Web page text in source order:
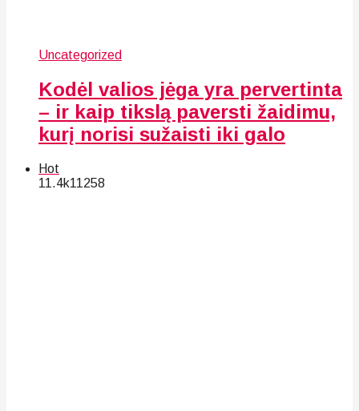
Uncategorized
Kodėl valios jėga yra pervertinta
– ir kaip tikslą paversti žaidimu,
kurį norisi sužaisti iki galo
Hot
11.4k11258